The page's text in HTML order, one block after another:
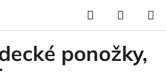
Hledat
KOŠÍK
ponožky,